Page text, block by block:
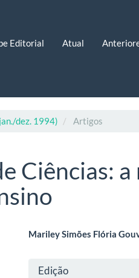
Editorial Atual
dez. 1994) Artigos
Ciências:
Conteúdo
Mariley Simões Flória
Detalhes
Edição